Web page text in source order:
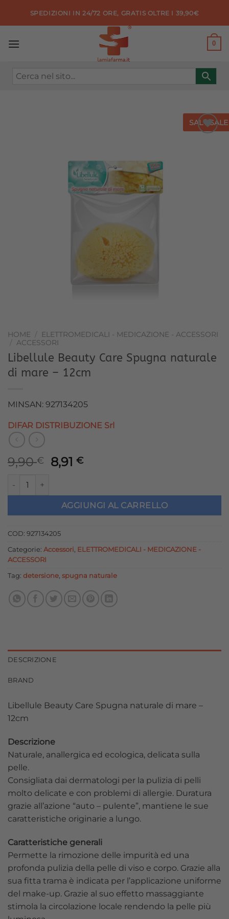
SPEDIZIONI IN 24/72 ORE, GRATIS OLTRE I 39,90€
0
SALE SALE
HOME /
ELETTROMEDICALI - MEDICAZIONE - ACCESSORI
/
ACCESSORI
Libellule Beauty Care Spugna naturale
di mare – 12cm
MINSAN: 927134205
DIFAR DISTRIBUZIONE Srl
9,90€
Il
era:
9,90 €.
8,91€Il
è:
8,91 €.
AGGIUNGI AL CARRELLO
COD: 927134205
Categorie: Accessori, ELETTROMEDICALI - MEDICAZIONE -
ACCESSORI
Tag: detersione, spugna naturale
DESCRIZIONE
BRAND
Libellule Beauty Care Spugna naturale di mare –
12cm
Descrizione
Naturale, anallergica ed ecologica, delicata sulla
pelle.
Consigliata dai dermatologi per la pulizia di pelli
molto delicate e con problemi di allergie. Duratura
grazie all’azione “auto – pulente”, mantiene le sue
caratteristiche originarie a lungo.
Caratteristiche generali
Permette la rimozione delle impurità ed una
profonda pulizia della pelle di viso e corpo. Grazie alla
sua fitta trama è indicata per l’applicazione uniforme
del make-up. Grazie al suo effetto massaggiante
stimola la circolazione locale rendendo la pelle più